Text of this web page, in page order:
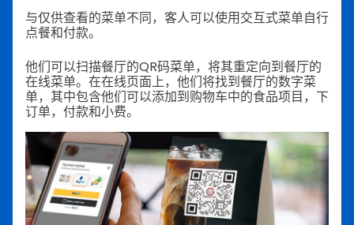
与仅供查看的菜单不同，客人可以使用交互式菜单自行
点餐和付款。
他们可以扫描餐厅的QR码菜单，将其重定向到餐厅的
在线菜单。在在线页面上，他们将找到餐厅的数字菜
单，其中包含他们可以添加到购物车中的食品项目，下
订单，付款和小费。